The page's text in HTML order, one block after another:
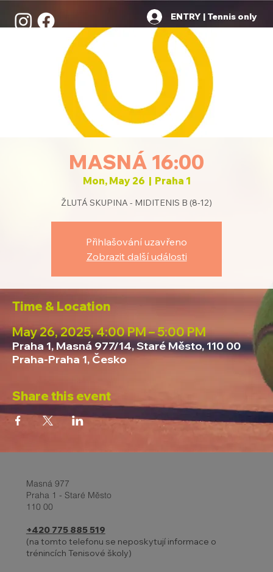
ENTRY | Tennis only
MASNÁ 16:00
Mon, May 26
  |
Praha 1
ŽLUTÁ SKUPINA - MIDITENIS B (8-12)
Přihlašování uzavřeno
Zobrazit další události
Time & Location
May 26, 2025, 4:00 PM – 5:00 PM
Praha 1, Masná 977/14, Staré Město, 110 00
Praha-Praha 1, Česko
Share this event
Masná 977
Praha 1 - Staré Město
110 00
+420 775 885 519
(na tomto telefonu se neposkytují informace o
trénincích Tenisové školy)